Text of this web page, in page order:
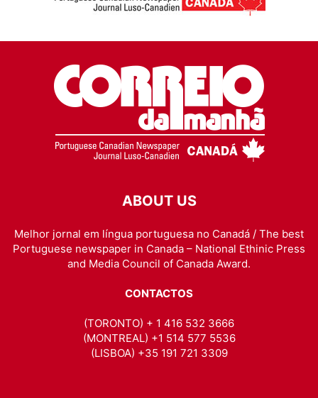
ABOUT US
Melhor jornal em língua portuguesa no Canadá / The best
Portuguese newspaper in Canada – National Ethinic Press
and Media Council of Canada Award.
CONTACTOS
(TORONTO) + 1 416 532 3666
(MONTREAL) +1 514 577 5536
(LISBOA) +35 191 721 3309